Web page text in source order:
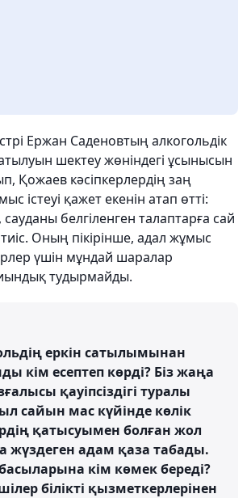
Ержан Саденовтың алкогольдік
шектеу жөніндегі ұсынысын
Қожаев кәсіпкерлердің заң
істеуі қажет екенін атап өтті:
белгіленген талаптарға сай
Оның пікірінше, адал жұмыс
үшін мұндай шаралар
тудырмайды.
еркін сатылымынан
кім есептеп көрді? Біз жаңа
қауіпсіздігі туралы
сайын мас күйінде көлік
қатысуымен болған жол
жүздеген адам қаза табады.
кім көмек береді?
білікті қызметкерлерінен